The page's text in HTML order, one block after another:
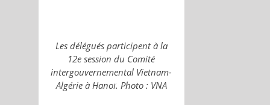
Les délégués participent à la
12e session du Comité
intergouvernemental Vietnam-
Algérie à Hanoï. Photo : VNA